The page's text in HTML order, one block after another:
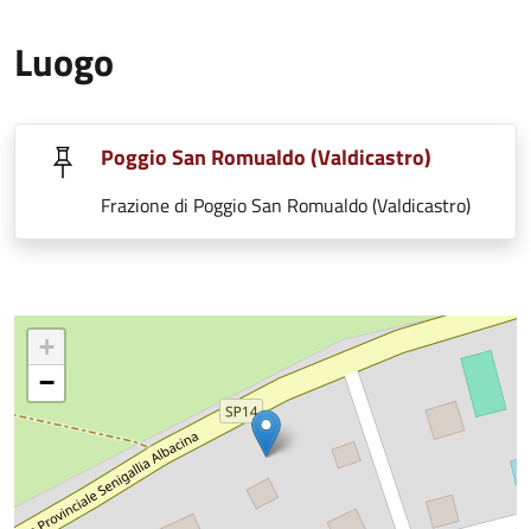
Luogo
Poggio San Romualdo (Valdicastro)
Frazione di Poggio San Romualdo (Valdicastro)
+
−